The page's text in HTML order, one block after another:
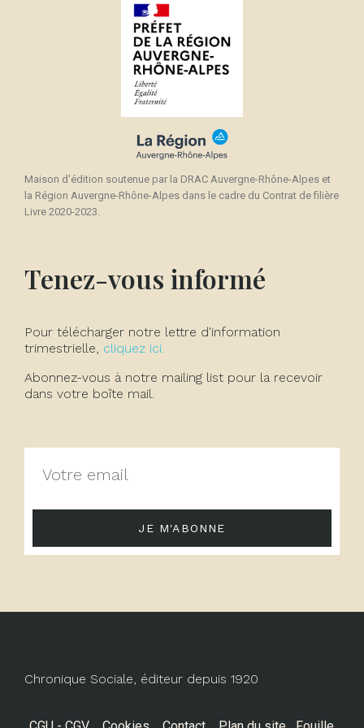
Maison d'édition soutenue par la DRAC Auvergne-Rhône-Alpes et
la Région Auvergne-Rhône-Alpes dans le cadre du Contrat de filière
Livre 2020-2023.
Tenez-vous informé
Pour télécharger notre lettre d'information
trimestrielle, cliquez ici.
Abonnez-vous à notre mailing list pour la recevoir
dans votre boîte mail.
JE M'ABONNE
Chronique Sociale, éditeur depuis 1920